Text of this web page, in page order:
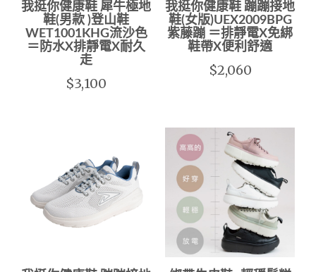
我挺你健康鞋 犀牛極地
鞋(男款 )登山鞋
WET1001KHG流沙色
＝防水X排靜電X耐久
走
$3,100
我挺你健康鞋 蹦蹦接地
鞋(女版)UEX2009BPG
紫藤蹦 ＝排靜電X免綁
鞋帶X便利舒適
$2,060